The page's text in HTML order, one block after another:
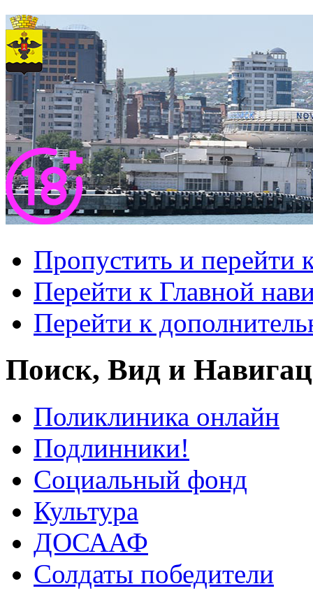
Пропустить и перейти
Перейти к Главной
Перейти к
Поиск, Вид и
Поликлиника онлайн
Подлинники!
Социальный фонд
Культура
ДОСААФ
Солдаты победители